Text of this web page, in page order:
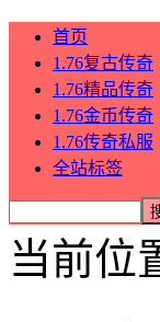
首页
1.76复古传奇
1.76精品传奇
1.76金币传奇
1.76传奇私服
全站标签
当前位